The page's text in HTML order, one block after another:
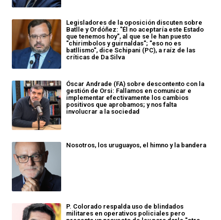
Legisladores de la oposición discuten sobre
Batlle y Ordóñez: "Él no aceptaría este Estado
que tenemos hoy", al que se le han puesto
"chirimbolos y guirnaldas"; "eso no es
batllismo", dice Schipani (PC), a raíz de las
críticas de Da Silva
Óscar Andrade (FA) sobre descontento con la
gestión de Orsi: Fallamos en comunicar e
implementar efectivamente los cambios
positivos que aprobamos; y nos falta
involucrar a la sociedad
Nosotros, los uruguayos, el himno y la bandera
P. Colorado respalda uso de blindados
militares en operativos policiales pero